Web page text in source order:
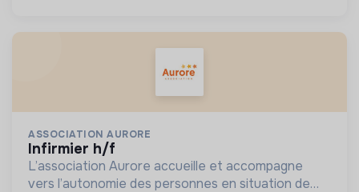
ASSOCIATION AURORE
infirmier h/f
L’association Aurore accueille et accompagne
vers l’autonomie des personnes en situation de